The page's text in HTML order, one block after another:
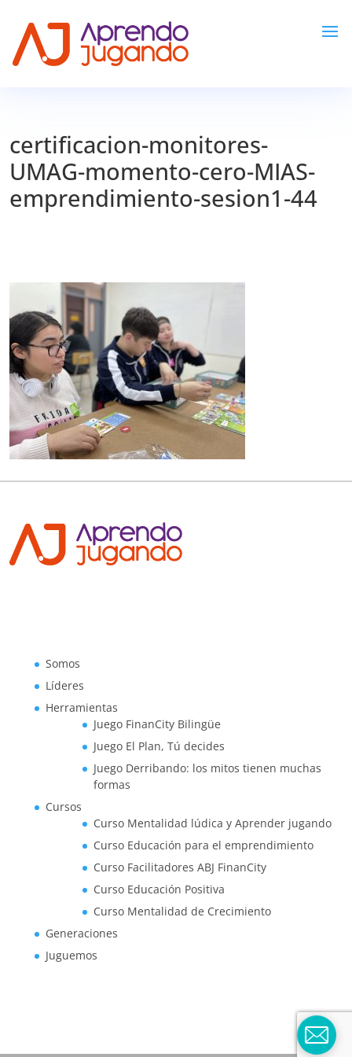
certificacion-monitores-
UMAG-momento-cero-MIAS-
emprendimiento-sesion1-44
Somos
Líderes
Herramientas
Juego FinanCity Bilingüe
Juego El Plan, Tú decides
Juego Derribando: los mitos tienen muchas
formas
Cursos
Curso Mentalidad lúdica y Aprender jugando
Curso Educación para el emprendimiento
Curso Facilitadores ABJ FinanCity
Curso Educación Positiva
Curso Mentalidad de Crecimiento
Generaciones
Juguemos